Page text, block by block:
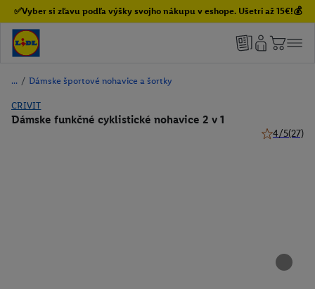
✅Vyber si zľavu podľa výšky svojho nákupu v eshope. Ušetri až 15€!💰
/ Dámske športové nohavice a šortky
CRIVIT
Dámske funkčné cyklistické nohavice 2 v 1
4/5(27)